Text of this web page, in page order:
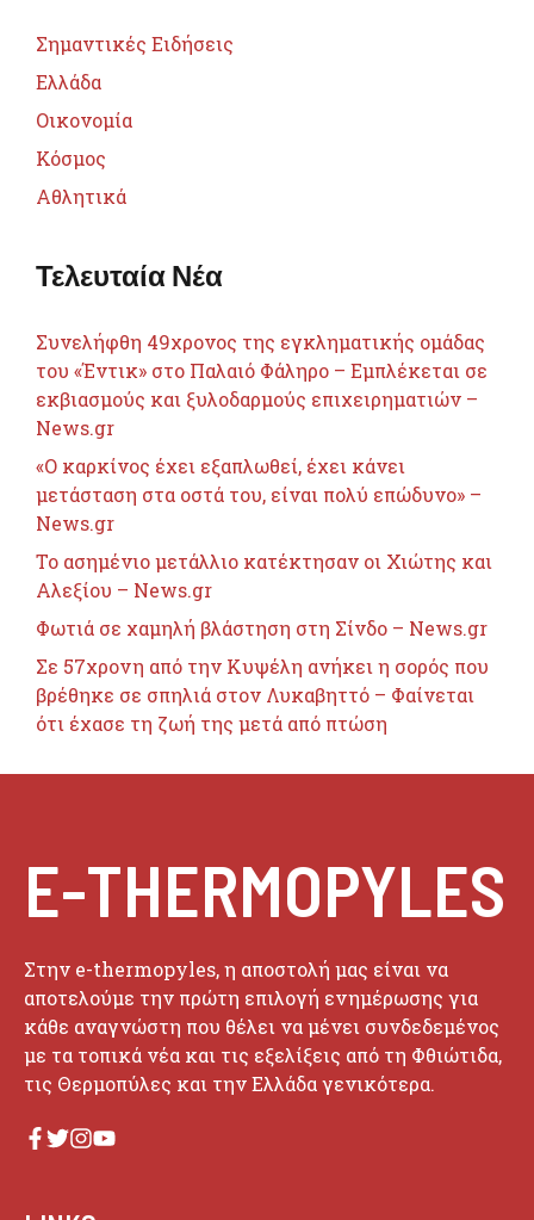
Σημαντικές Ειδήσεις
Ελλάδα
Οικονομία
Κόσμος
Αθλητικά
Τελευταία Νέα
Συνελήφθη 49χρονος της εγκληματικής ομάδας
του «Έντικ» στο Παλαιό Φάληρο – Εμπλέκεται σε
εκβιασμούς και ξυλοδαρμούς επιχειρηματιών –
News.gr
«Ο καρκίνος έχει εξαπλωθεί, έχει κάνει
μετάσταση στα οστά του, είναι πολύ επώδυνο» –
News.gr
Το ασημένιο μετάλλιο κατέκτησαν οι Χιώτης και
Αλεξίου – News.gr
Φωτιά σε χαμηλή βλάστηση στη Σίνδο – News.gr
Σε 57χρονη από την Κυψέλη ανήκει η σορός που
βρέθηκε σε σπηλιά στον Λυκαβηττό – Φαίνεται
ότι έχασε τη ζωή της μετά από πτώση
E-THERMOPYLES
Στην e-thermopyles, η αποστολή μας είναι να
αποτελούμε την πρώτη επιλογή ενημέρωσης για
κάθε αναγνώστη που θέλει να μένει συνδεδεμένος
με τα τοπικά νέα και τις εξελίξεις από τη Φθιώτιδα,
τις Θερμοπύλες και την Ελλάδα γενικότερα.